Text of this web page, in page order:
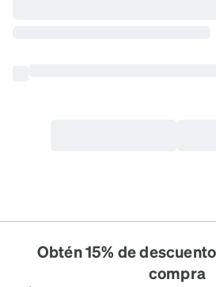
Obtén 15% de
compra